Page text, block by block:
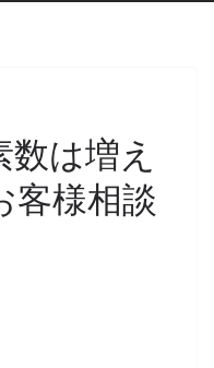
は増え
客様相談